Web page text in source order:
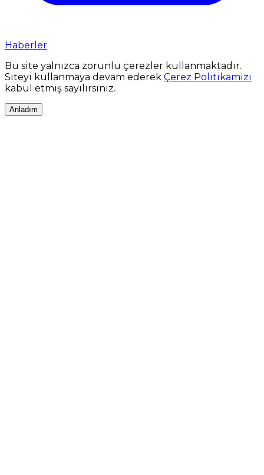
Haberler
Bu site yalnızca zorunlu çerezler kullanmaktadır.
Siteyi kullanmaya devam ederek Çerez Politikamızı
kabul etmiş sayılırsınız.
Anladım